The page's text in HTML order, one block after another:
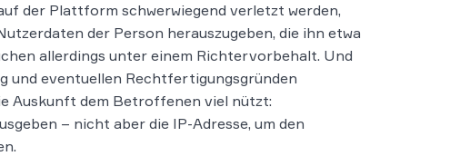
der Plattform schwerwiegend verletzt werden,
der Person herauszugeben, die ihn etwa
allerdings unter einem Richtervorbehalt. Und
und eventuellen Rechtfertigungsgründen
Auskunft dem Betroffenen viel nützt:
– nicht aber die IP-Adresse, um den